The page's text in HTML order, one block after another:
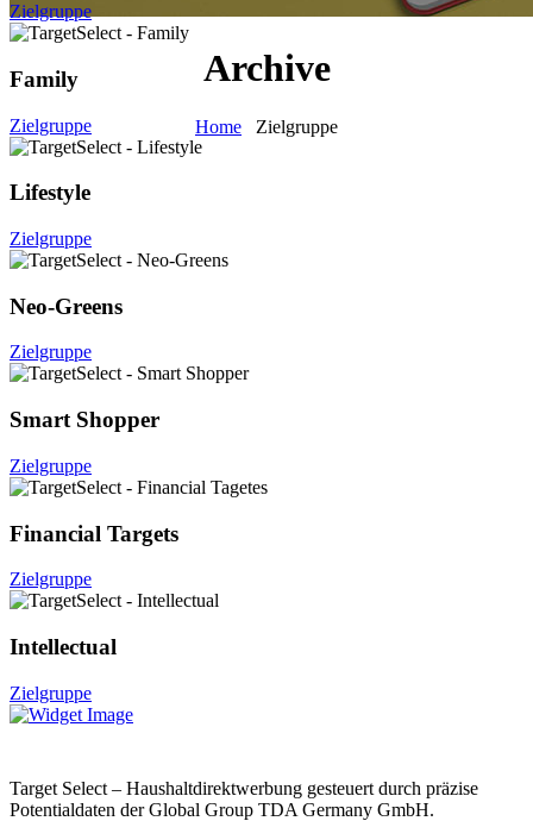
Archive
Home Zielgruppe
Zielgruppe
Family
Zielgruppe
Lifestyle
Zielgruppe
Neo-Greens
Zielgruppe
Smart Shopper
Zielgruppe
Financial Targets
Zielgruppe
Intellectual
Zielgruppe
Target Select – Haushaltdirektwerbung gesteuert durch präzise
Potentialdaten der Global Group TDA Germany GmbH.